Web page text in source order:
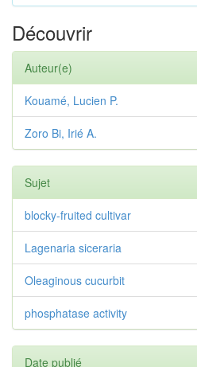
Découvrir
Auteur(e)
Kouamé, Lucien P.
Zoro Bi, Irié A.
Sujet
blocky-fruited cultivar
Lagenaria siceraria
Oleaginous cucurbit
phosphatase activity
Date publié